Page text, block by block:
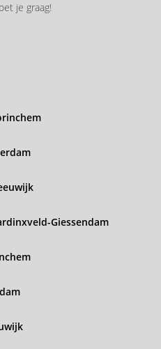
je graag!
Giessendam